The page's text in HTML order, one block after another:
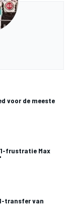
voor de meeste
frustratie Max
transfer van